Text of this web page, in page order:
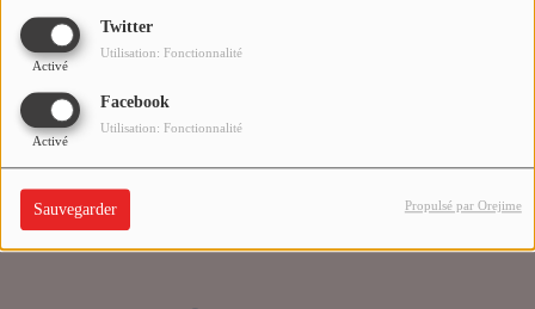
Twitter
Activé
Utilisation: Fonctionnalité
Facebook
Activé
Utilisation: Fonctionnalité
Sauvegarder Propulsé par Orejime
Titres diffusés
Se connecter